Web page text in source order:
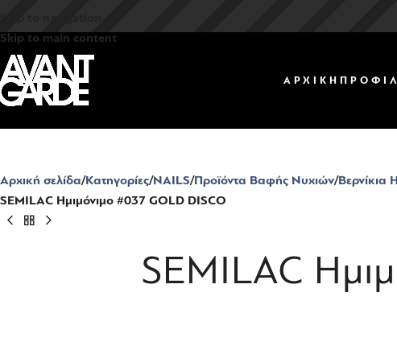
Skip to main content
ΑΡΧΙΚΗ ΠΡΟΦΙΛ
Αρχική σελίδα Κατηγορίες NAILS Προϊόντα Βαφής Νυχιών Βερνίκια
SEMILAC Ημιμόνιμο #037 GOLD DISCO
SEMILAC